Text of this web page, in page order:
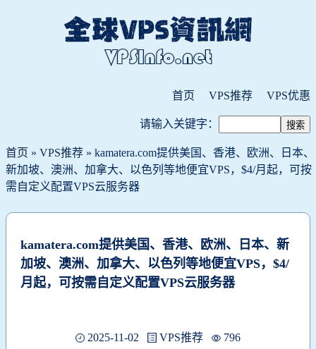
首页 VPS推荐 VPS优惠
请输入关键字：
首页 » VPS推荐 » kamatera.com提供美国、香港、欧洲、日本、
新加坡、澳洲、加拿大、以色列等地便宜VPS，$4/月起，可按
需自定义配置VPS云服务器
kamatera.com提供美国、香港、欧洲、日本、新
加坡、澳洲、加拿大、以色列等地便宜VPS，$4/
月起，可按需自定义配置VPS云服务器
2025-11-02 VPS推荐 796